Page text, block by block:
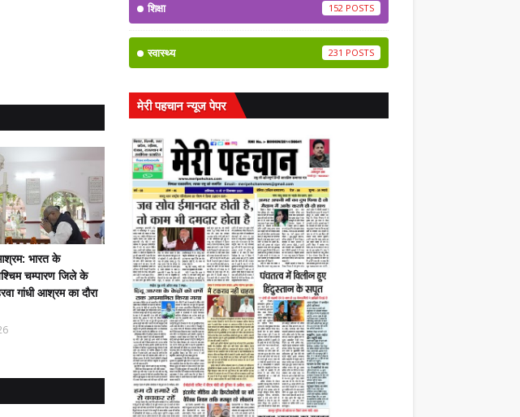
आश्रम: भारत के
चम्पारण जिले के
गांधी आश्रम का दौरा
शिक्षा 152
स्वास्थ्य 231
मेरी पहचान न्यूज पेपर